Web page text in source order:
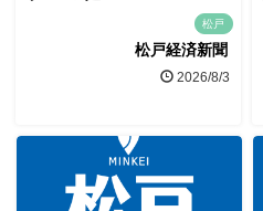
松戸
松戸経済新聞
2026/8/3